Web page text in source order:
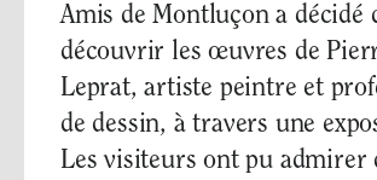
Amis de Montluçon a décidé
découvrir les œuvres de
Leprat, artiste peintre et
de dessin, à travers une
Les visiteurs ont pu admirer